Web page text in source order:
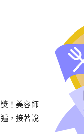
！美容師
，接著說